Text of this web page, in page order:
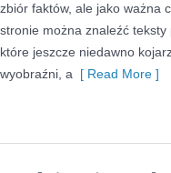
zbiór faktów, ale jako ważna
stronie można znaleźć
które jeszcze niedawno
wyobraźni, a [ Read More ]